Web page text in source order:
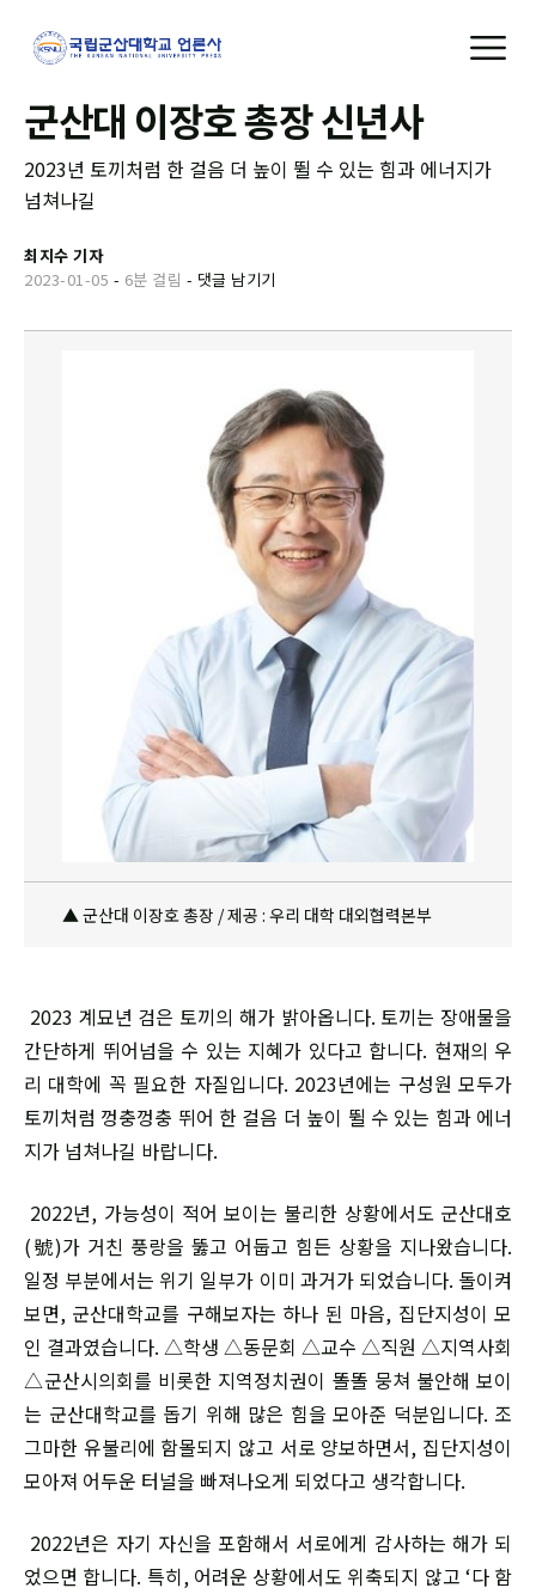
군산대 이장호 총장 신년사
2023년 토끼처럼 한 걸음 더 높이 뛸 수 있는 힘과 에너지가
넘쳐나길
최지수 기자
2023-01-05 - 6분 걸림 - 댓글 남기기
▲ 군산대 이장호 총장 / 제공 : 우리 대학 대외협력본부
2023 계묘년 검은 토끼의 해가 밝아옵니다. 토끼는 장애물을
간단하게 뛰어넘을 수 있는 지혜가 있다고 합니다. 현재의 우
리 대학에 꼭 필요한 자질입니다. 2023년에는 구성원 모두가
토끼처럼 껑충껑충 뛰어 한 걸음 더 높이 뛸 수 있는 힘과 에너
지가 넘쳐나길 바랍니다.
2022년, 가능성이 적어 보이는 불리한 상황에서도 군산대호
(號)가 거친 풍랑을 뚫고 어둡고 힘든 상황을 지나왔습니다.
일정 부분에서는 위기 일부가 이미 과거가 되었습니다. 돌이켜
보면, 군산대학교를 구해보자는 하나 된 마음, 집단지성이 모
인 결과였습니다. △학생 △동문회 △교수 △직원 △지역사회
△군산시의회를 비롯한 지역정치권이 똘똘 뭉쳐 불안해 보이
는 군산대학교를 돕기 위해 많은 힘을 모아준 덕분입니다. 조
그마한 유불리에 함몰되지 않고 서로 양보하면서, 집단지성이
모아져 어두운 터널을 빠져나오게 되었다고 생각합니다.
2022년은 자기 자신을 포함해서 서로에게 감사하는 해가 되
었으면 합니다. 특히, 어려운 상황에서도 위축되지 않고 ‘다 함